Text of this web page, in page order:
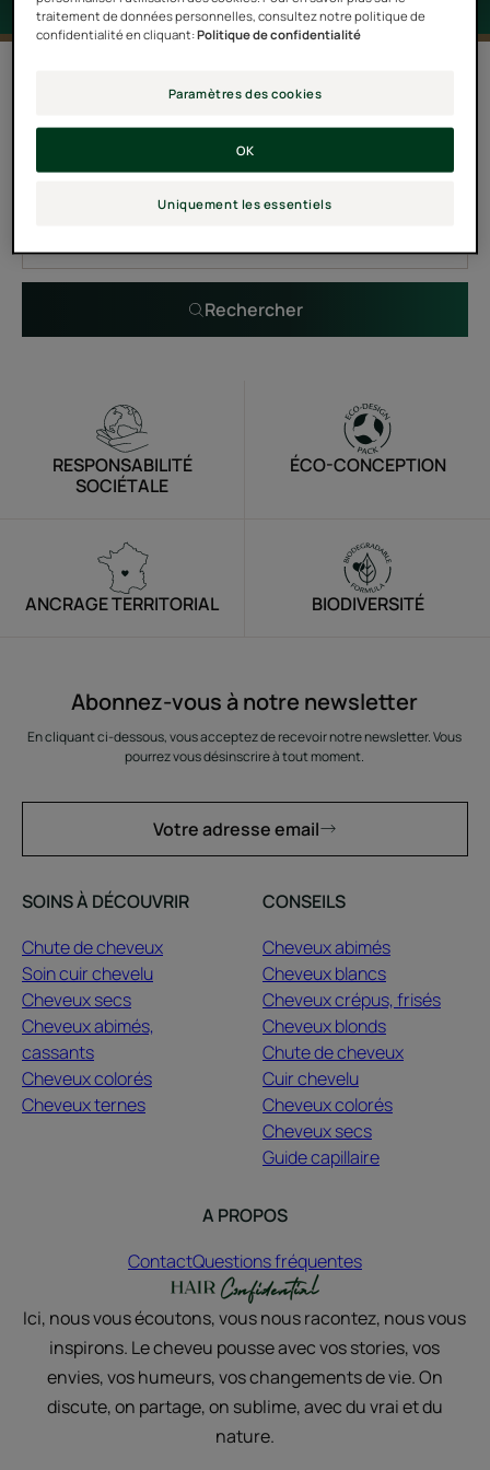
Rechercher
RESPONSABILITÉ
SOCIÉTALE
ÉCO-CONCEPTION
ANCRAGE TERRITORIAL BIODIVERSITÉ
Abonnez-vous à notre newsletter
En cliquant ci-dessous, vous acceptez de recevoir notre newsletter. Vous
pourrez vous désinscrire à tout moment.
Votre adresse email
SOINS À DÉCOUVRIR
Chute de cheveux
Soin cuir chevelu
Cheveux secs
Cheveux abimés,
cassants
Cheveux colorés
Cheveux ternes
CONSEILS
Cheveux abimés
Cheveux blancs
Cheveux crépus, frisés
Cheveux blonds
Chute de cheveux
Cuir chevelu
Cheveux colorés
Cheveux secs
Guide capillaire
A PROPOS
ContactQuestions fréquentes
Ici, nous vous écoutons, vous nous racontez, nous vous
inspirons. Le cheveu pousse avec vos stories, vos
envies, vos humeurs, vos changements de vie. On
discute, on partage, on sublime, avec du vrai et du
nature.
traitement de données personnelles, consultez notre politique de
confidentialité en cliquant:Politique de confidentialité
Paramètres des cookies
Uniquement les essentiels
OK